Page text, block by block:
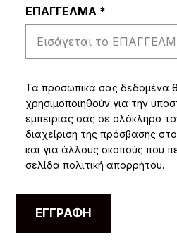
EΠΑΓΓΕΛΜΑ *
Τα προσωπικά σας δεδομένα
χρησιμοποιηθούν για την
εμπειρίας σας σε ολόκληρο
διαχείριση της πρόσβασης
και για άλλους σκοπούς που
σελίδα πολιτική απορρήτου.
ΕΓΓΡΑΦΉ